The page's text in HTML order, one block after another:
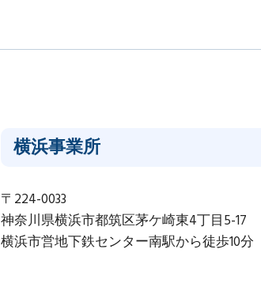
横浜事業所
〒224-0033
神奈川県横浜市都筑区茅ケ崎東4丁目5-17
横浜市営地下鉄センター南駅から徒歩10分